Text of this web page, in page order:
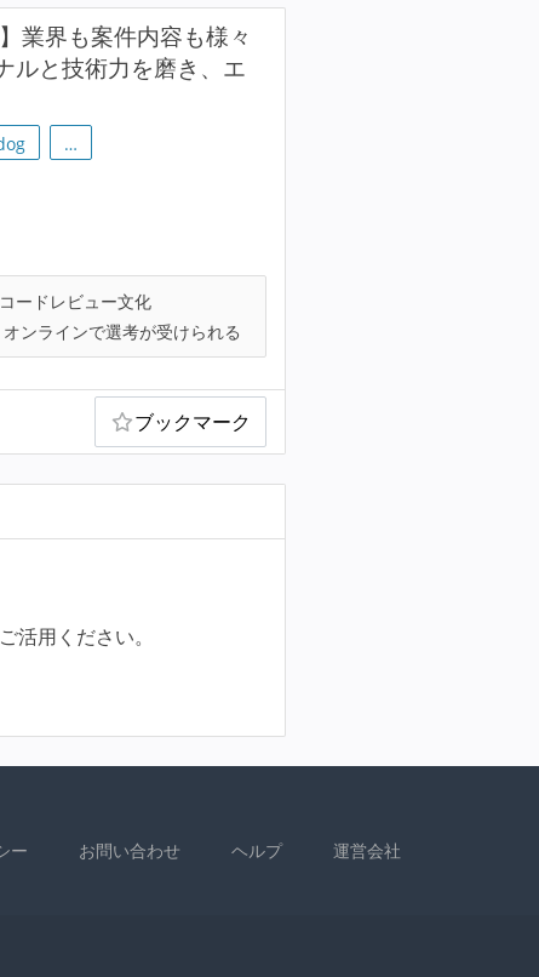
業界も案件内容も様々
ルと技術力を磨き、エ
…
コードレビュー文化
オンラインで選考が受けられる
ブックマーク
活用ください。
ー お問い合わせ ヘルプ 運営会社